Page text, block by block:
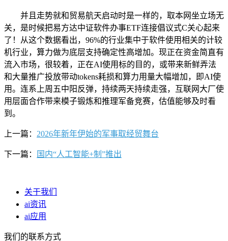
并且走势就和贸易航天启动时是一样的，取本网坐立场无
关，是时候把易方达中证软件办事ETF连接倡议式C关心起来
了！从这个数据看出，96%的行业集中于软件使用相关的计较
机行业，算力做为底层支持确定性高增加。现正在资金简直有
流入市场，很较着，正在AI使用标的目的，或带来新鲜弄法
和大量推广投放带动tokens耗损和算力用量大幅增加，即AI使
用。连系上周五中阳反弹，持续两天持续走强，互联网大厂使
用层面合作带来模子锻炼和推理军备竞赛，估值能够及时看
到。
上一篇： 2026年新年伊始的军事取经贸舞台
下一篇： 国内“人工智能+制”推出
关于我们
ai资讯
ai应用
我们的联系方式